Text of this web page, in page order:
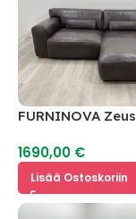
FURNINOVA Zeus
1690,00 €
Lisää Ostoskoriin